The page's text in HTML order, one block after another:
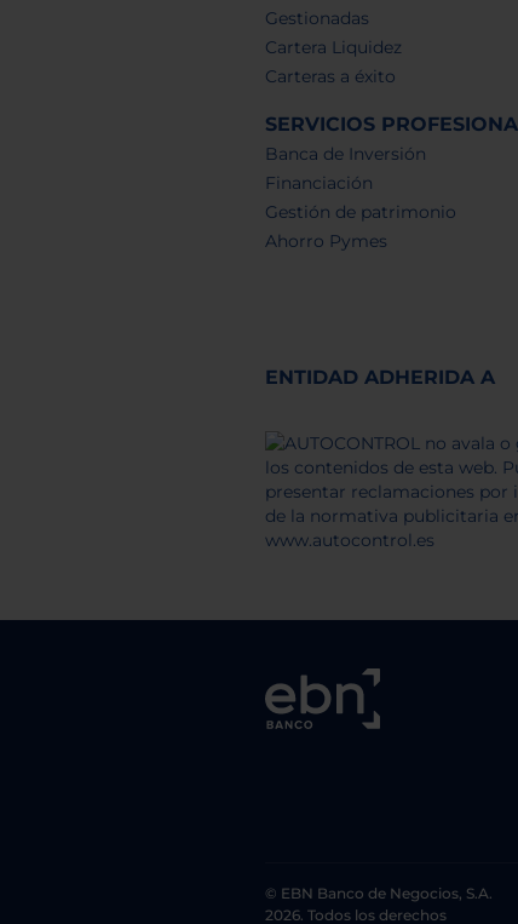
Gestionadas
Cartera Liquidez
Carteras a éxito
SERVICIOS
Banca de Inversión
Financiación
Gestión de patrimonio
Ahorro Pymes
ENTIDAD ADHERIDA A
© EBN Banco de Negocios, S.A.
2026. Todos los derechos